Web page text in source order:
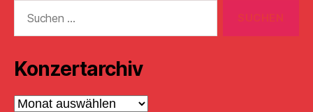
nach:
Konzertarchiv
Konzertarchiv